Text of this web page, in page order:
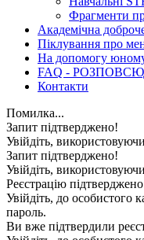
Фрагменти
Академічна
Піклування про
На допомогу
FAQ -
Контакти
Помилка...
Запит підтверджено!
Увійдіть,
Запит підтверджено!
Увійдіть,
Реєстрацію
Увійдіть, до особистого
пароль.
Ви вже підтвердили